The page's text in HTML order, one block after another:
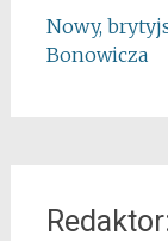
Nowy,
Bonowicza